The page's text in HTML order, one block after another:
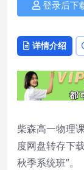
登录后下
详情介绍
柴森高一物理
度网盘转存下
秋季系统班”。